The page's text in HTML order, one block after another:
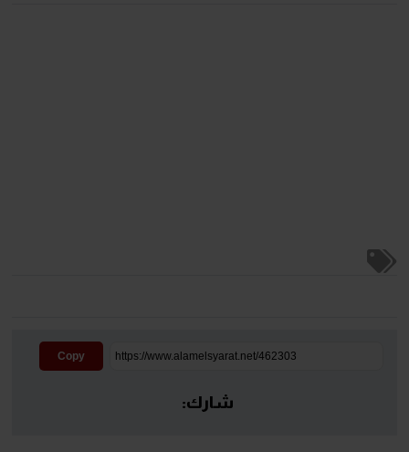
Copy
شارك: